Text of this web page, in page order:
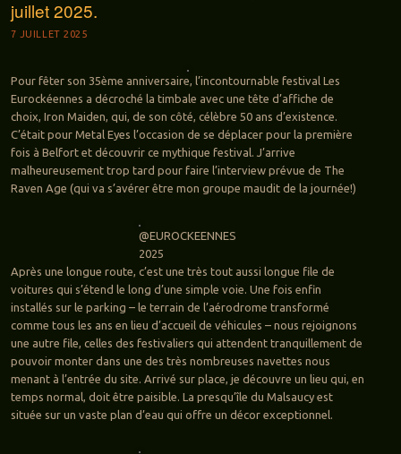
juillet 2025.
7 JUILLET 2025
Pour fêter son 35ème anniversaire, l’incontournable festival Les
Eurockéennes a décroché la timbale avec une tête d’affiche de
choix, Iron Maiden, qui, de son côté, célèbre 50 ans d’existence.
C’était pour Metal Eyes l’occasion de se déplacer pour la première
fois à Belfort et découvrir ce mythique festival. J’arrive
malheureusement trop tard pour faire l’interview prévue de The
Raven Age (qui va s’avérer être mon groupe maudit de la journée!)
@EUROCKEENNES
2025
Après une longue route, c’est une très tout aussi longue file de
voitures qui s’étend le long d’une simple voie. Une fois enfin
installés sur le parking – le terrain de l’aérodrome transformé
comme tous les ans en lieu d’accueil de véhicules – nous rejoignons
une autre file, celles des festivaliers qui attendent tranquillement de
pouvoir monter dans une des très nombreuses navettes nous
menant à l’entrée du site. Arrivé sur place, je découvre un lieu qui, en
temps normal, doit être paisible. La presqu’île du Malsaucy est
située sur un vaste plan d’eau qui offre un décor exceptionnel.